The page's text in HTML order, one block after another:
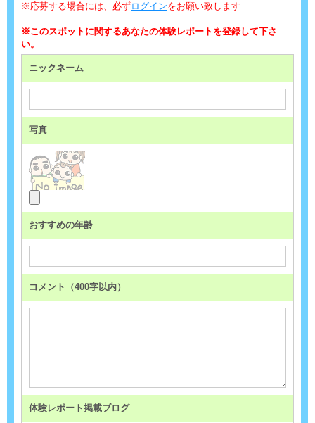
※応募する場合には、必ずログインをお願い致します
※このスポットに関するあなたの体験レポートを登録して下さ
い。
ニックネーム
写真
おすすめの年齢
コメント（400字以内）
体験レポート掲載ブログ